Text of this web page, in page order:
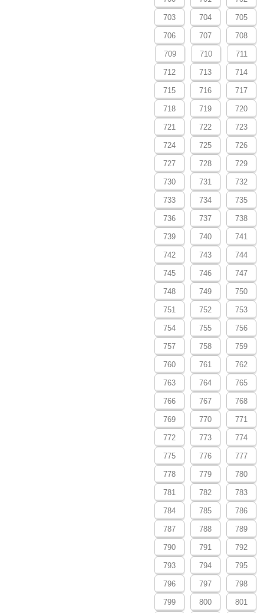
703 704 705
706 707 708
709 710 711
712 713 714
715 716 717
718 719 720
721 722 723
724 725 726
727 728 729
730 731 732
733 734 735
736 737 738
739 740 741
742 743 744
745 746 747
748 749 750
751 752 753
754 755 756
757 758 759
760 761 762
763 764 765
766 767 768
769 770 771
772 773 774
775 776 777
778 779 780
781 782 783
784 785 786
787 788 789
790 791 792
793 794 795
796 797 798
799 800 801